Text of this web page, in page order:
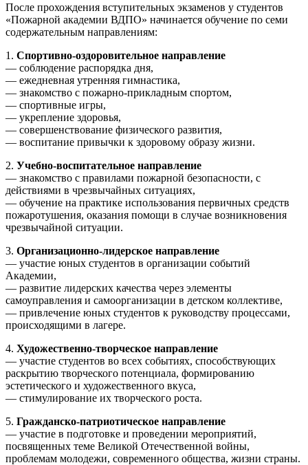
После прохождения вступительных экзаменов у студентов
«Пожарной академии ВДПО» начинается обучение по семи
содержательным направлениям:
1. Спортивно-оздоровительное направление
— соблюдение распорядка дня,
— ежедневная утренняя гимнастика,
— знакомство с пожарно-прикладным спортом,
— спортивные игры,
— укрепление здоровья,
— совершенствование физического развития,
— воспитание привычки к здоровому образу жизни.
2. Учебно-воспитательное направление
— знакомство с правилами пожарной безопасности, с
действиями в чрезвычайных ситуациях,
— обучение на практике использования первичных средств
пожаротушения, оказания помощи в случае возникновения
чрезвычайной ситуации.
3. Организационно-лидерское направление
— участие юных студентов в организации событий
Академии,
— развитие лидерских качества через элементы
самоуправления и самоорганизации в детском коллективе,
— привлечение юных студентов к руководству процессами,
происходящими в лагере.
4. Художественно-творческое направление
— участие студентов во всех событиях, способствующих
раскрытию творческого потенциала, формированию
эстетического и художественного вкуса,
— стимулирование их творческого роста.
5. Гражданско-патриотическое направление
— участие в подготовке и проведении мероприятий,
посвященных теме Великой Отечественной войны,
проблемам молодежи, современного общества, жизни страны.